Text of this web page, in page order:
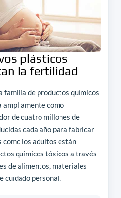
plásticos
la fertilidad
familia de productos químicos
ampliamente como
de cuatro millones de
cada año para fabricar
como los adultos están
químicos tóxicos a través
de alimentos, materiales
cuidado personal.